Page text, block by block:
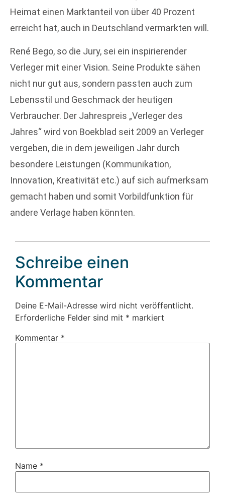
Heimat einen Marktanteil von über 40 Prozent
erreicht hat, auch in Deutschland vermarkten will.
René Bego, so die Jury, sei ein inspirierender
Verleger mit einer Vision. Seine Produkte sähen
nicht nur gut aus, sondern passten auch zum
Lebensstil und Geschmack der heutigen
Verbraucher. Der Jahrespreis „Verleger des
Jahres“ wird von Boekblad seit 2009 an Verleger
vergeben, die in dem jeweiligen Jahr durch
besondere Leistungen (Kommunikation,
Innovation, Kreativität etc.) auf sich aufmerksam
gemacht haben und somit Vorbildfunktion für
andere Verlage haben könnten.
Schreibe einen
Kommentar
Deine E-Mail-Adresse wird nicht veröffentlicht.
Erforderliche Felder sind mit * markiert
Kommentar *
Name *